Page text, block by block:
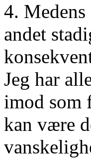
4.
andet
Jeg har
imod som
kan være